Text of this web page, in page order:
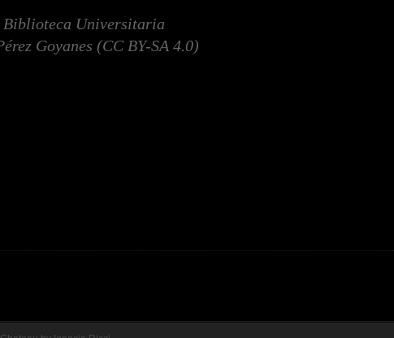
Biblioteca Universitaria
Goyanes (CC BY-SA 4.0)